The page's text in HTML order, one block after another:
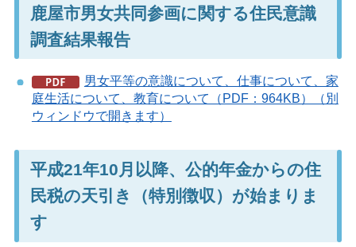
鹿屋市男女共同参画に関する住民意識
調査結果報告
男女平等の意識について、仕事について、家
庭生活について、教育について（PDF：964KB）（別
ウィンドウで開きます）
平成21年10月以降、公的年金からの住
民税の天引き（特別徴収）が始まりま
す